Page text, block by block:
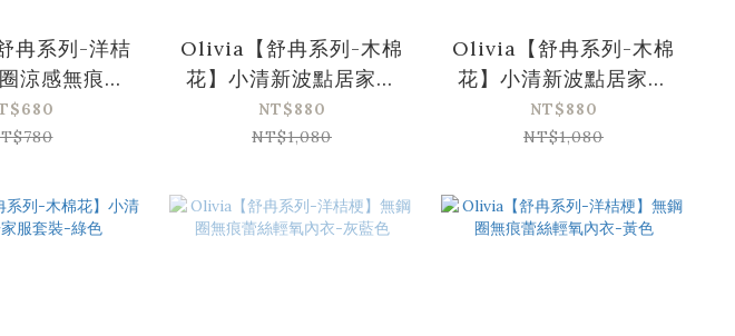
冉系列-洋桔
涼感無痕緹
衣-溫柔紫
Olivia【舒冉系列-木棉
花】小清新波點居家服
套裝-睡眠內衣-紅色
NT$880
NT$1,080
Olivia【舒冉系列-木棉
花】小清新波點居家服
套裝-紫色
NT$880
NT$1,080